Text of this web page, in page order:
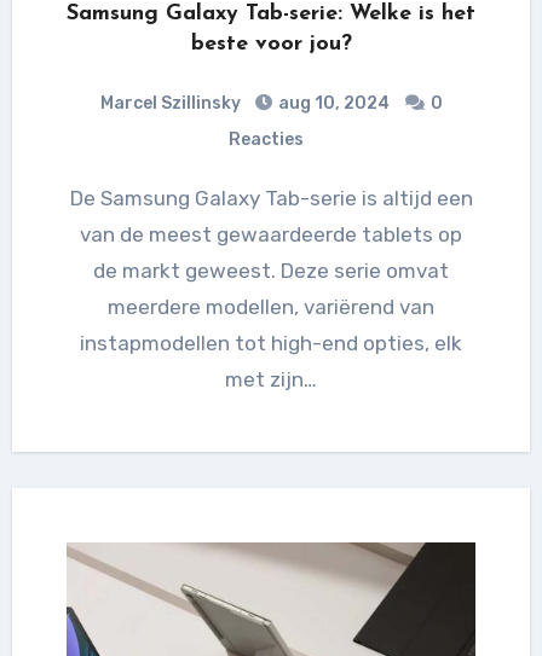
Samsung Galaxy Tab-serie: Welke is het
beste voor jou?
Marcel Szillinsky aug 10, 2024
0
Reacties
De Samsung Galaxy Tab-serie is altijd een
van de meest gewaardeerde tablets op
de markt geweest. Deze serie omvat
meerdere modellen, variërend van
instapmodellen tot high-end opties, elk
met zijn…